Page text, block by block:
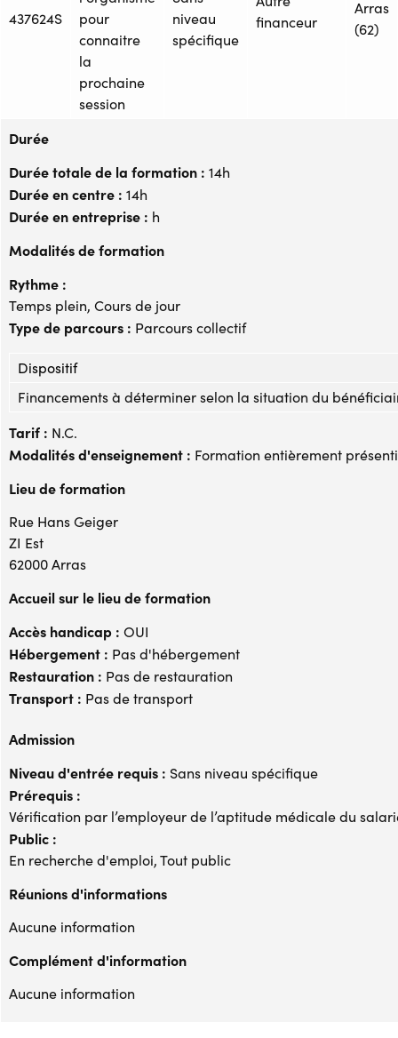
437624S
pour
connaitre
la
prochaine
session
niveau
spécifique
financeur
Arras
(62)
Durée
Durée totale de la formation : 14h
Durée en centre : 14h
Durée en entreprise : h
Modalités de formation
Rythme :
Temps plein, Cours de jour
Type de parcours : Parcours collectif
Dispositif
Financements à déterminer selon la situation du
Tarif : N.C.
Modalités d'enseignement : Formation entièrement
Lieu de formation
Rue Hans Geiger
ZI Est
62000 Arras
Accueil sur le lieu de formation
Accès handicap : OUI
Hébergement : Pas d'hébergement
Restauration : Pas de restauration
Transport : Pas de transport
Admission
Niveau d'entrée requis : Sans niveau spécifique
Prérequis :
Vérification par l’employeur de l’aptitude médicale du
Public :
En recherche d'emploi, Tout public
Réunions d'informations
Aucune information
Complément d'information
Aucune information